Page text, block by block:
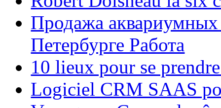
Продажа аквариумных
Петербурге Работа
10 lieux pour se
Logiciel CRM SAAS